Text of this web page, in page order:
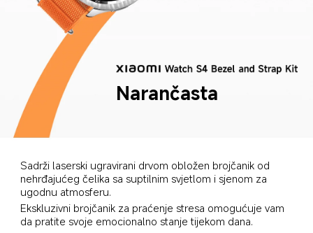
Narančasta
Sadrži laserski ugravirani drvom obložen brojčanik od
nehrđajućeg čelika sa suptilnim svjetlom i sjenom za
ugodnu atmosferu.
Ekskluzivni brojčanik za praćenje stresa omogućuje vam
da pratite svoje emocionalno stanje tijekom dana.